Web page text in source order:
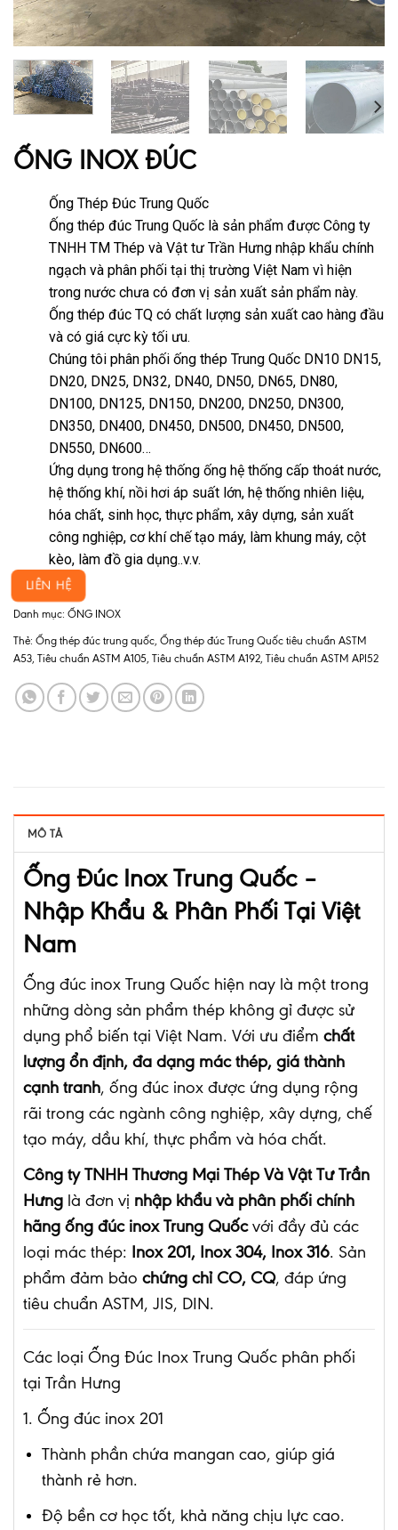
ỐNG INOX ĐÚC
Ống Thép Đúc Trung Quốc
Ống thép đúc Trung Quốc là sản phẩm được Công ty
TNHH TM Thép và Vật tư Trần Hưng nhập khẩu chính
ngạch và phân phối tại thị trường Việt Nam vì hiện
trong nước chưa có đơn vị sản xuất sản phẩm này.
Ống thép đúc TQ có chất lượng sản xuất cao hàng đầu
và có giá cực kỳ tối ưu.
Chúng tôi phân phối ống thép Trung Quốc DN10 DN15,
DN20, DN25, DN32, DN40, DN50, DN65, DN80,
DN100, DN125, DN150, DN200, DN250, DN300,
DN350, DN400, DN450, DN500, DN450, DN500,
DN550, DN600…
Ứng dụng trong hệ thống ống hệ thống cấp thoát nước,
hệ thống khí, nồi hơi áp suất lớn, hệ thống nhiên liệu,
hóa chất, sinh học, thực phẩm, xây dựng, sản xuất
công nghiệp, cơ khí chế tạo máy, làm khung máy, cột
kèo, làm đồ gia dụng..v.v.
LIÊN HỆ
Danh mục: ỐNG INOX
Thẻ: Ống thép đúc trung quốc, Ống thép đúc Trung Quốc tiêu chuẩn ASTM
A53, Tiêu chuẩn ASTM A105, Tiêu chuẩn ASTM A192, Tiêu chuẩn ASTM API52
MÔ TẢ
Ống Đúc Inox Trung Quốc –
Nhập Khẩu & Phân Phối Tại Việt
Nam
Ống đúc inox Trung Quốc hiện nay là một trong
những dòng sản phẩm thép không gỉ được sử
dụng phổ biến tại Việt Nam. Với ưu điểm chất
lượng ổn định, đa dạng mác thép, giá thành
cạnh tranh, ống đúc inox được ứng dụng rộng
rãi trong các ngành công nghiệp, xây dựng, chế
tạo máy, dầu khí, thực phẩm và hóa chất.
Công ty TNHH Thương Mại Thép Và Vật Tư Trần
Hưng là đơn vị nhập khẩu và phân phối chính
hãng ống đúc inox Trung Quốcvới đầy đủ các
loại mác thép: Inox 201, Inox 304, Inox 316. Sản
phẩm đảm bảo chứng chỉ CO, CQ, đáp ứng
tiêu chuẩn ASTM, JIS, DIN.
Các loại Ống Đúc Inox Trung Quốc phân phối
tại Trần Hưng
1. Ống đúc inox 201
Thành phần chứa mangan cao, giúp giá
thành rẻ hơn.
Độ bền cơ học tốt, khả năng chịu lực cao.